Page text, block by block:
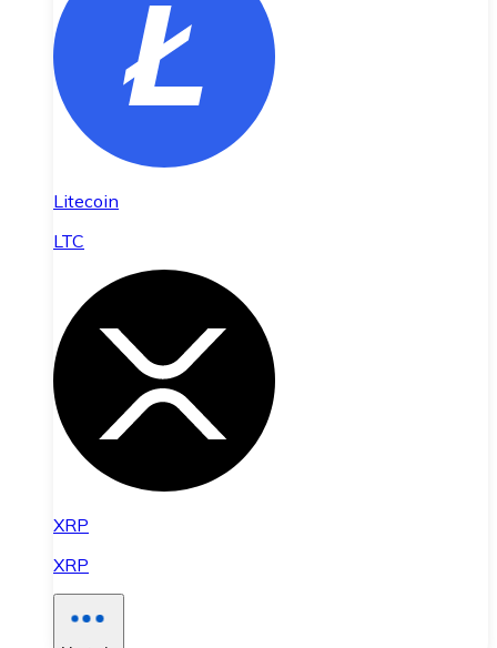
Litecoin
LTC
XRP
XRP